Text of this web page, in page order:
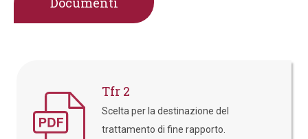
Tfr 2
Scelta per la destinazione del
trattamento di fine rapporto.